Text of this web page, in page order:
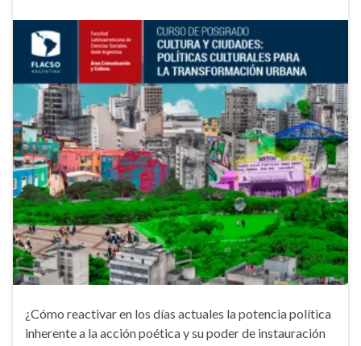
¿Cómo reactivar en los días actuales la potencia política
inherente a la acción poética y su poder de instauración